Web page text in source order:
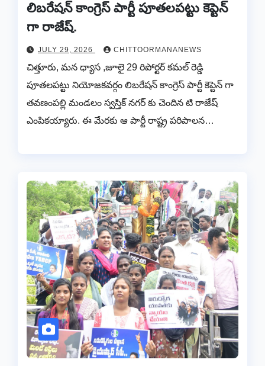
లిబరేషన్ కాంగ్రెస్ పార్టీ పూతలపట్టు కెప్టెన్
గా రాజేష్.
JULY 29, 2026 CHITTOORMANANEWS
చిత్తూరు, మన ధ్యాస ,జూలై 29 రిపోర్టర్ కమల్ రెడ్డి
పూతలపట్టు నియోజకవర్గం లిబరేషన్ కాంగ్రెస్ పార్టీ కెప్టెన్ గా
తవణంపల్లి మండలం స్వస్తిక్ నగర్ కు చెందిన టి రాజేష్
ఎంపికయ్యారు. ఈ మేరకు ఆ పార్టీ రాష్ట్ర పరిపాలన…